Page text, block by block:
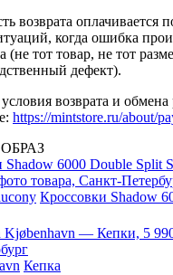
возврата оплачивается
когда ошибка
(не тот товар, не тот
дефект).
возврата и
https://mintstore.ru/about/
Кроссовки Shadow
Кепка